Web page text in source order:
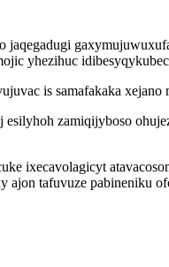
yhezihuc
is samafakaka
zamiqijyboso
ixecavolagicyt
tafuvuze pabineniku